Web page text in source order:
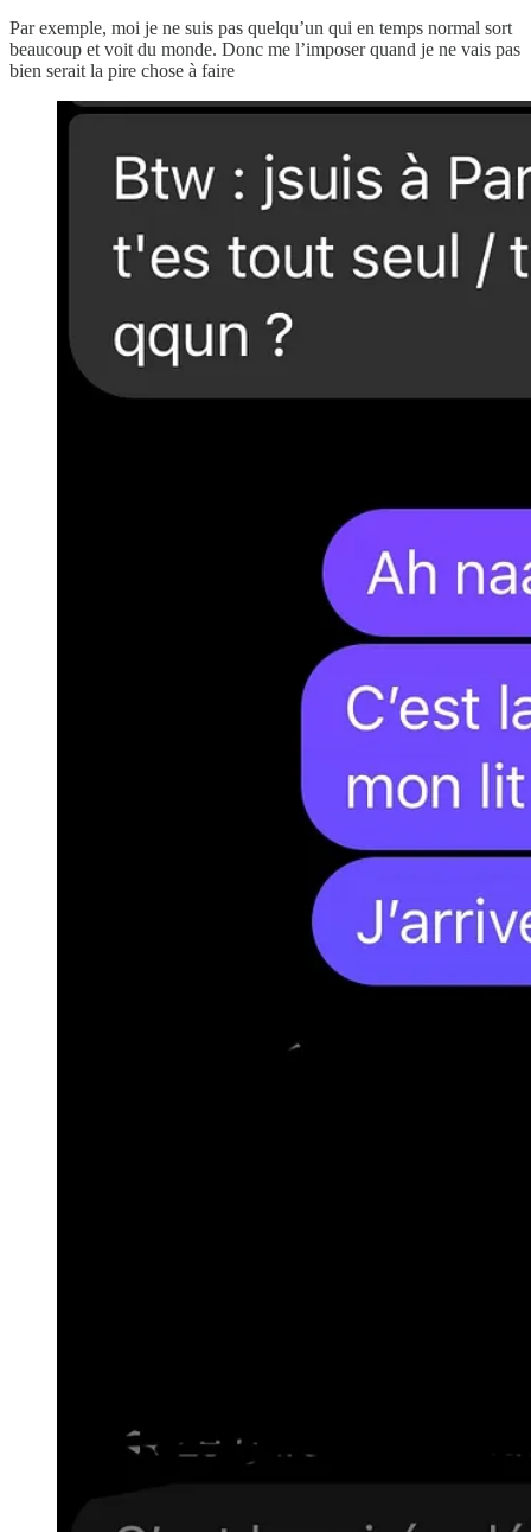
Par exemple, moi je ne suis pas quelqu’un qui en temps normal sort
beaucoup et voit du monde. Donc me l’imposer quand je ne vais pas
bien serait la pire chose à faire